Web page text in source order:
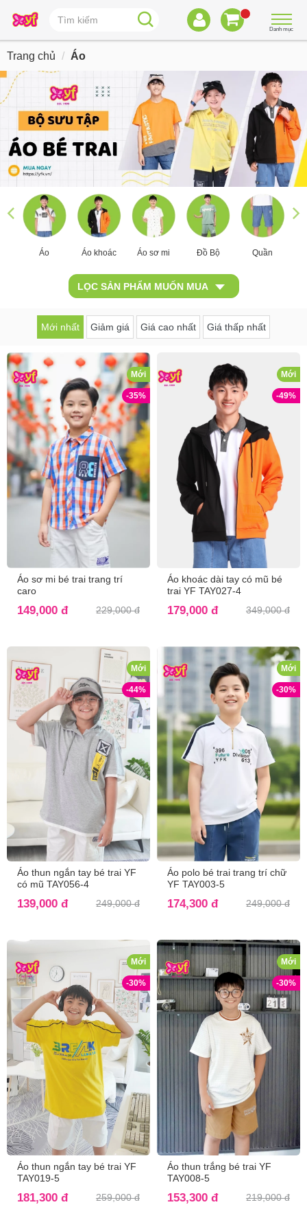
Danh mục
Trang chủ Áo
Áo Áo khoác Áo sơ mi Đồ Bộ Quần
LỌC SẢN PHẨM MUỐN MUA
Mới nhất Giảm giá Giá cao nhất Giá thấp nhất
Mới
-35%
Áo sơ mi bé trai trang trí
caro
149,000 đ 229,000 đ
Mới
-49%
Áo khoác dài tay có mũ bé
trai YF TAY027-4
179,000 đ 349,000 đ
Mới
-44%
Áo thun ngắn tay bé trai YF
có mũ TAY056-4
139,000 đ 249,000 đ
Mới
-30%
Áo polo bé trai trang trí chữ
YF TAY003-5
174,300 đ 249,000 đ
Mới
-30%
Áo thun ngắn tay bé trai YF
TAY019-5
181,300 đ 259,000 đ
Mới
-30%
Áo thun trắng bé trai YF
TAY008-5
153,300 đ 219,000 đ